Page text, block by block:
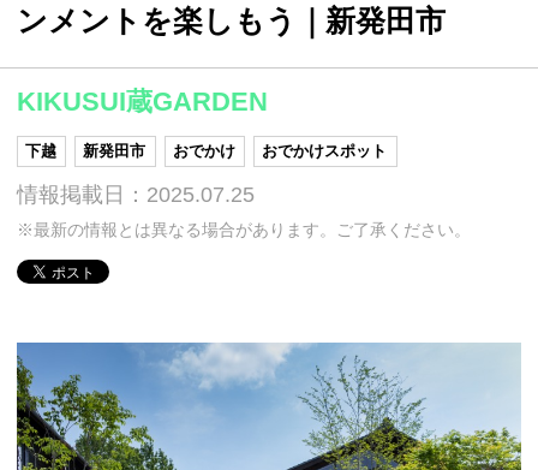
ンメントを楽しもう｜新発田市
KIKUSUI蔵GARDEN
下越 新発田市 おでかけ おでかけスポット
情報掲載日：2025.07.25
※最新の情報とは異なる場合があります。ご了承ください。